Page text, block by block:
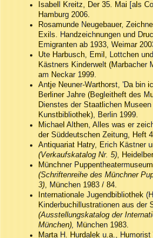
Isabell Kreitz, Der 35. Mai [als
Hamburg 2006.
Rosamunde Neugebauer,
Exils. Handzeichnungen und
Emigranten ab 1933, Weimar
Ute Harbusch, Emil, Lottchen
Kästners Kinderwelt (Marbacher
am Neckar 1999.
Antje Neuner-Warthorst, 'Da bin
Berliner Jahre (Begleitheft des
Dienstes der Staatlichen
Kunstbibliothek), Berlin 1999.
Michael Althen, Alles was er
der Süddeutschen Zeitung, Heft
Antiquariat Hatry, Erich Kästner
(Verkaufskatalog Nr. 5),
Münchner
(Schriftenreihe des Münchner
3), München 1983 / 84.
Internationale Jugendbibliothek
Kinderbuchillustrationen aus der
(Ausstellungskatalog der
München), München 1983.
Marta H. Hurdalek u.a., Humorist